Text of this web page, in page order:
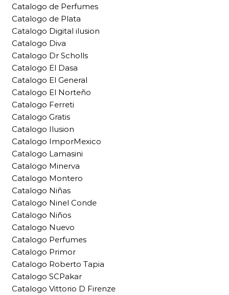
Catalogo de Perfumes
Catalogo de Plata
Catalogo Digital ilusion
Catalogo Diva
Catalogo Dr Scholls
Catalogo El Dasa
Catalogo El General
Catalogo El Norteño
Catalogo Ferreti
Catalogo Gratis
Catalogo Ilusion
Catalogo ImporMexico
Catalogo Lamasini
Catalogo Minerva
Catalogo Montero
Catalogo Niñas
Catalogo Ninel Conde
Catalogo Niños
Catalogo Nuevo
Catalogo Perfumes
Catalogo Primor
Catalogo Roberto Tapia
Catalogo SCPakar
Catalogo Vittorio D Firenze